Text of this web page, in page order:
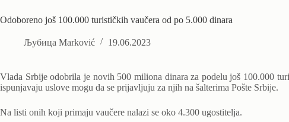
Odoboreno još 100.000 turističkih vaučera od po 5.000 dinara
Љубица Marković 19.06.2023
Vlada Srbije odobrila je novih 500 miliona dinara za podelu još 100.000
ispunjavaju uslove mogu da se prijavljuju za njih na šalterima Pošte Srbije.
Na listi onih koji primaju vaučere nalazi se oko 4.300 ugostitelja.